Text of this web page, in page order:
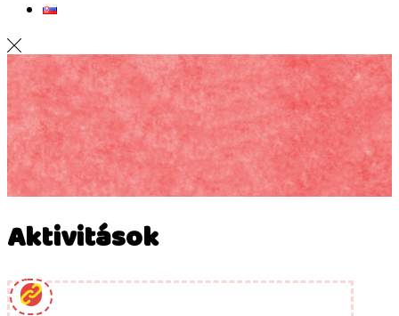
Aktivitások